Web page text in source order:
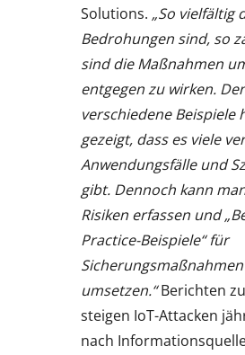
Solutions. „So vielfältig
Bedrohungen sind, so
sind die Maßnahmen
entgegen zu wirken.
verschiedene Beispiele
gezeigt, dass es viele
Anwendungsfälle und
gibt. Dennoch kann
Risiken erfassen und
Practice-Beispiele“ für
Sicherungsmaßnahmen
umsetzen.“Berichten
steigen IoT-Attacken
nach